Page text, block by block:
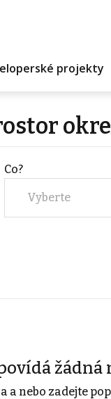
projekty
Co?
Vyberte
žádná
nebo zadejte